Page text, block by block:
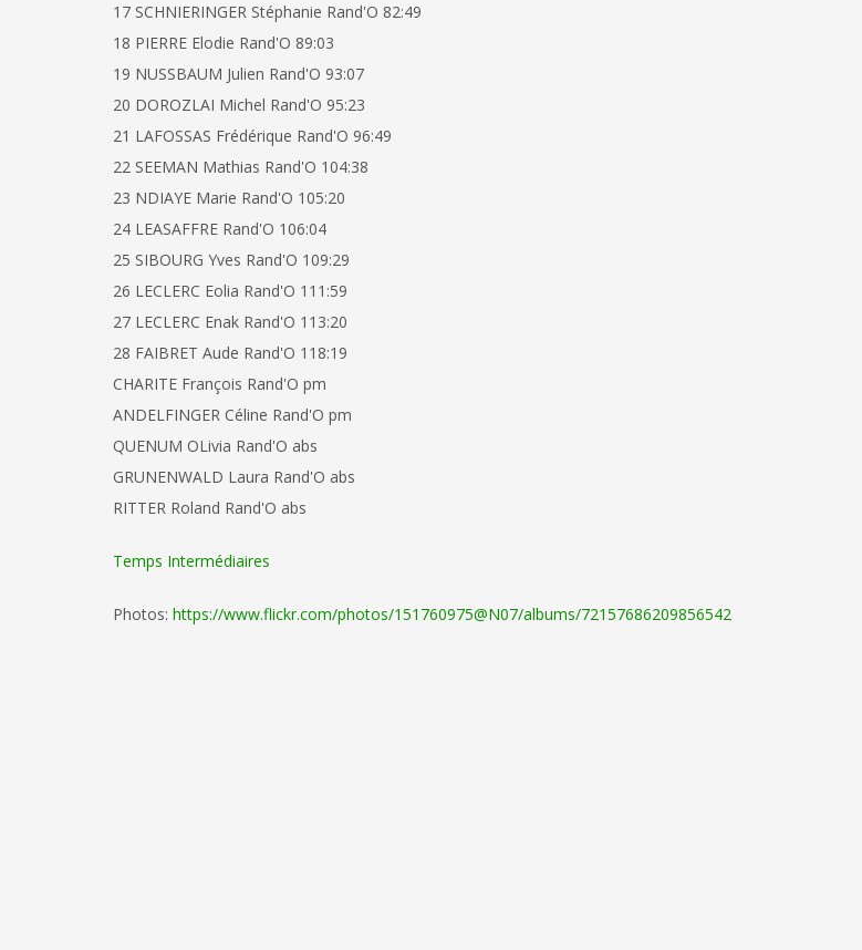
17 SCHNIERINGER Stéphanie Rand'O 82:49
18 PIERRE Elodie Rand'O 89:03
19 NUSSBAUM Julien Rand'O 93:07
20 DOROZLAI Michel Rand'O 95:23
21 LAFOSSAS Frédérique Rand'O 96:49
22 SEEMAN Mathias Rand'O 104:38
23 NDIAYE Marie Rand'O 105:20
24 LEASAFFRE Rand'O 106:04
25 SIBOURG Yves Rand'O 109:29
26 LECLERC Eolia Rand'O 111:59
27 LECLERC Enak Rand'O 113:20
28 FAIBRET Aude Rand'O 118:19
CHARITE François Rand'O pm
ANDELFINGER Céline Rand'O pm
QUENUM OLivia Rand'O abs
GRUNENWALD Laura Rand'O abs
RITTER Roland Rand'O abs
Temps Intermédiaires
Photos: https://www.flickr.com/photos/151760975@N07/albums/72157686209856542